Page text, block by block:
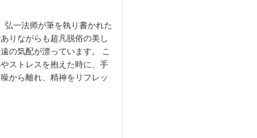
弘一法师が筆を執り書かれた
りながらも超凡脱俗の美し
の気配が漂っています。 こ
ストレスを抱えた時に、手
から離れ、精神をリフレッ